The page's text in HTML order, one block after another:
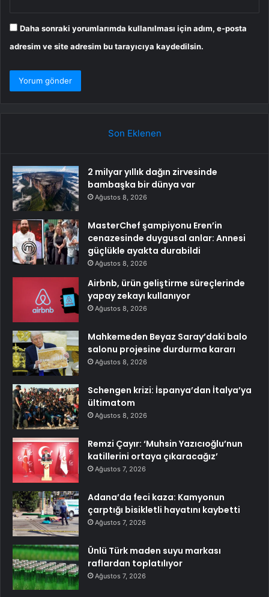
Daha sonraki yorumlarımda kullanılması için adım, e-posta
adresim ve site adresim bu tarayıcıya kaydedilsin.
Son Eklenen
2 milyar yıllık dağın zirvesinde
bambaşka bir dünya var
Ağustos 8, 2026
MasterChef şampiyonu Eren’in
cenazesinde duygusal anlar: Annesi
güçlükle ayakta durabildi
Ağustos 8, 2026
Airbnb, ürün geliştirme süreçlerinde
yapay zekayı kullanıyor
Ağustos 8, 2026
Mahkemeden Beyaz Saray’daki balo
salonu projesine durdurma kararı
Ağustos 8, 2026
Schengen krizi: İspanya’dan İtalya’ya
ültimatom
Ağustos 8, 2026
Remzi Çayır: ‘Muhsin Yazıcıoğlu’nun
katillerini ortaya çıkaracağız’
Ağustos 7, 2026
Adana’da feci kaza: Kamyonun
çarptığı bisikletli hayatını kaybetti
Ağustos 7, 2026
Ünlü Türk maden suyu markası
raflardan toplatılıyor
Ağustos 7, 2026